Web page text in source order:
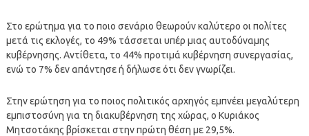
Στο ερώτημα για το ποιο σενάριο θεωρούν καλύτερο οι πολίτες
μετά τις εκλογές, το 49% τάσσεται υπέρ μιας αυτοδύναμης
κυβέρνησης. Αντίθετα, το 44% προτιμά κυβέρνηση συνεργασίας,
ενώ το 7% δεν απάντησε ή δήλωσε ότι δεν γνωρίζει.
Στην ερώτηση για το ποιος πολιτικός αρχηγός εμπνέει μεγαλύτερη
εμπιστοσύνη για τη διακυβέρνηση της χώρας, ο Κυριάκος
Μητσοτάκης βρίσκεται στην πρώτη θέση με 29,5%.